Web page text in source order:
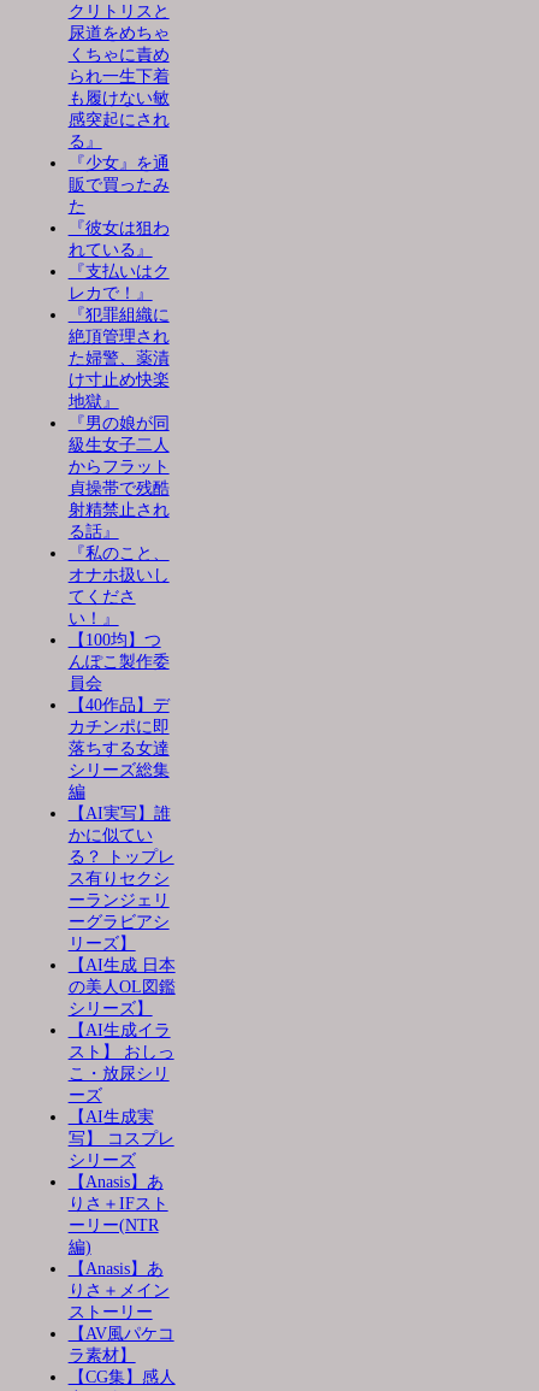
クリトリスと
尿道をめちゃ
くちゃに責め
られ一生下着
も履けない敏
感突起にされ
る』
『少女』を通
販で買ったみ
た
『彼女は狙わ
れている』
『支払いはク
レカで！』
『犯罪組織に
絶頂管理され
た婦警、薬漬
け寸止め快楽
地獄』
『男の娘が同
級生女子二人
からフラット
貞操帯で残酷
射精禁止され
る話』
『私のこと、
オナホ扱いし
てくださ
い！』
【100均】つ
んぽこ製作委
員会
【40作品】デ
カチンポに即
落ちする女達
シリーズ総集
編
【AI実写】誰
かに似てい
る？ トップレ
ス有りセクシ
ーランジェリ
ーグラビアシ
リーズ】
【AI生成 日本
の美人OL図鑑
シリーズ】
【AI生成イラ
スト】 おしっ
こ・放尿シリ
ーズ
【AI生成実
写】 コスプレ
シリーズ
【Anasis】あ
りさ＋IFスト
ーリー(NTR
編)
【Anasis】あ
りさ＋メイン
ストーリー
【AV風パケコ
ラ素材】
【CG集】感人